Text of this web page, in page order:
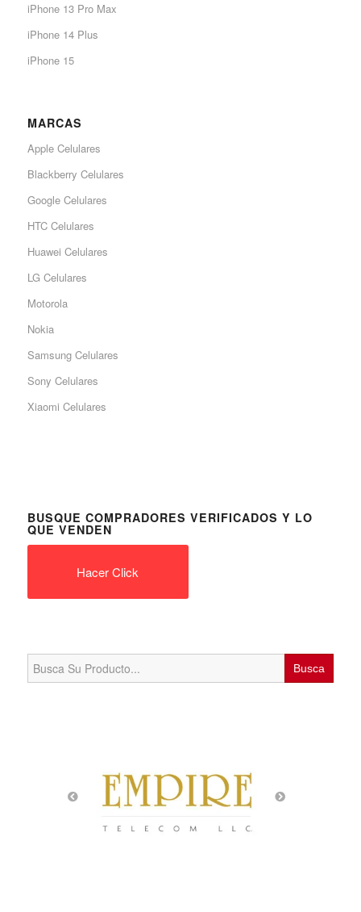
iPhone 13 Pro Max
iPhone 14 Plus
iPhone 15
MARCAS
Apple Celulares
Blackberry Celulares
Google Celulares
HTC Celulares
Huawei Celulares
LG Celulares
Motorola
Nokia
Samsung Celulares
Sony Celulares
Xiaomi Celulares
BUSQUE COMPRADORES VERIFICADOS Y LO
QUE VENDEN
Hacer Click
Search
for: